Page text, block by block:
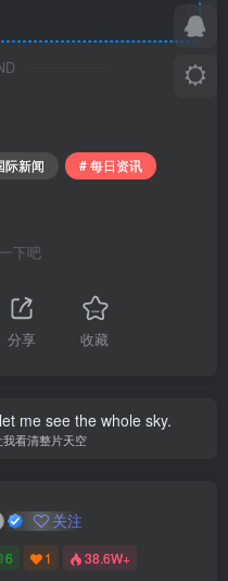
际新闻
# 每日资讯
下吧
分享 收藏
me see the whole sky.
看清整片天空
关注
6 1 38.6W+